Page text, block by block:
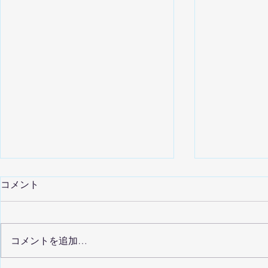
年末年始休
コメント
コメントを追加…